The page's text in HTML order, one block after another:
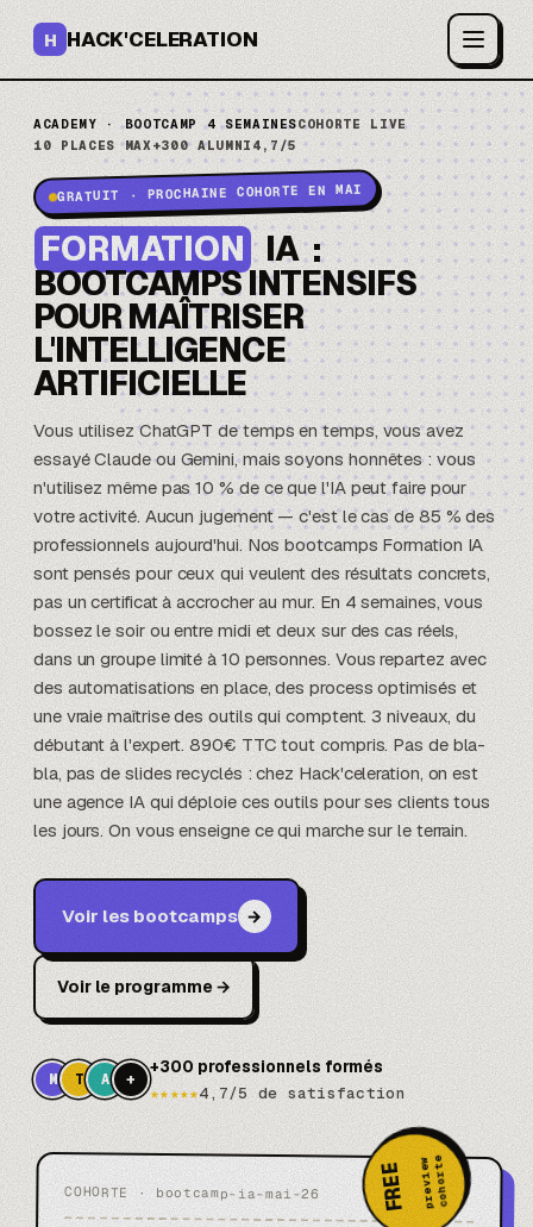
H HACK'CELERATION
ACADEMY · BOOTCAMP 4 SEMAINESCOHORTE LIVE
10 PLACES MAX+300 ALUMNI 4,7/5
GRATUIT · PROCHAINE COHORTE EN MAI
FORMATION IA:
BOOTCAMPS INTENSIFS
POUR MAÎTRISER
L'INTELLIGENCE
ARTIFICIELLE
Vous utilisezChatGPT de temps en temps, vous avez
essayéClaudeou Gemini, mais soyons honnêtes : vous
n'utilisez même pas 10 % de ce que l'IA peut faire pour
votre activité. Aucun jugement — c'est le cas de 85 % des
professionnels aujourd'hui. Nos bootcamps Formation IA
sont pensés pour ceux qui veulent des résultats concrets,
pas un certificat à accrocher au mur. En 4 semaines, vous
bossez le soir ou entre midi et deux sur des cas réels,
dans un groupe limité à 10 personnes. Vous repartez avec
des automatisations en place, des process optimisés et
une vraie maîtrise des outils qui comptent. 3 niveaux, du
débutant à l'expert. 890€ TTC tout compris. Pas de bla-
bla, pas de slides recyclés : chez Hack'celeration, on est
une agence IA qui déploie ces outils pour ses clients tous
les jours. On vous enseigne ce qui marche sur le terrain.
Voir les bootcamps →
Voir le programme→
M T A +
+300 professionnels formés
★★★★★4,7/5 de satisfaction
FREE
preview
cohorte
COHORTE · bootcamp-ia-mai-26